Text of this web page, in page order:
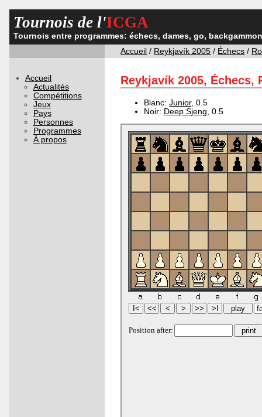
Tournois de l'ICGA
Tournois entre programmes: échecs, dames, go,
Accueil / Reykjavík 2005 / Échecs /
Accueil
Actualités
Compétitions
Jeux
Pays
Personnes
Programmes
À propos
Reykjavík 2005, Échecs,
Blanc:Junior, 0.5
Noir: Deep Sjeng , 0.5